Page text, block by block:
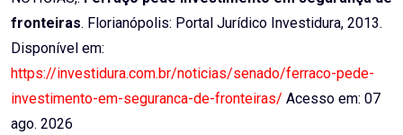
fronteiras. Florianópolis: Portal Jurídico Investidura, 2013.
Disponível em:
https://investidura.com.br/noticias/senado/ferraco-pede-
investimento-em-seguranca-de-fronteiras/ Acesso em: 07
ago. 2026